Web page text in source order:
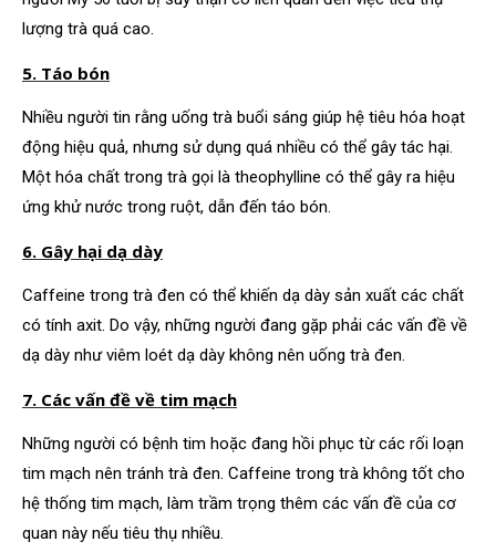
lượng trà quá cao.
5. Táo bón
Nhiều người tin rằng uống trà buổi sáng giúp hệ tiêu hóa hoạt
động hiệu quả, nhưng sử dụng quá nhiều có thể gây tác hại.
Một hóa chất trong trà gọi là theophylline có thể gây ra hiệu
ứng khử nước trong ruột, dẫn đến táo bón.
6. Gây hại dạ dày
Caffeine trong trà đen có thể khiến dạ dày sản xuất các chất
có tính axit. Do vậy, những người đang gặp phải các vấn đề về
dạ dày như viêm loét dạ dày không nên uống trà đen.
7. Các vấn đề về tim mạch
Những người có bệnh tim hoặc đang hồi phục từ các rối loạn
tim mạch nên tránh trà đen. Caffeine trong trà không tốt cho
hệ thống tim mạch, làm trầm trọng thêm các vấn đề của cơ
quan này nếu tiêu thụ nhiều.